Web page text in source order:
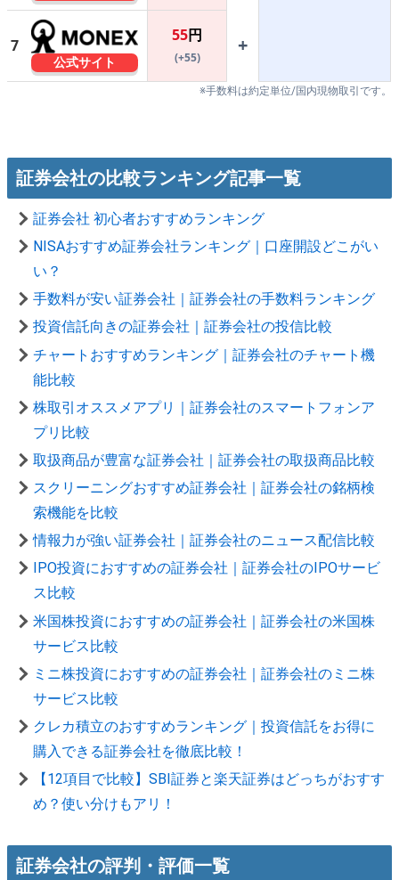
7
公式サイト
55円
(+55)
+
※手数料は約定単位/国内現物取引です。
証券会社の比較ランキング記事一覧
証券会社 初心者おすすめランキング
NISAおすすめ証券会社ランキング｜口座開設どこがい
い？
手数料が安い証券会社｜証券会社の手数料ランキング
投資信託向きの証券会社｜証券会社の投信比較
チャートおすすめランキング｜証券会社のチャート機
能比較
株取引オススメアプリ｜証券会社のスマートフォンア
プリ比較
取扱商品が豊富な証券会社｜証券会社の取扱商品比較
スクリーニングおすすめ証券会社｜証券会社の銘柄検
索機能を比較
情報力が強い証券会社｜証券会社のニュース配信比較
IPO投資におすすめの証券会社｜証券会社のIPOサービ
ス比較
米国株投資におすすめの証券会社｜証券会社の米国株
サービス比較
ミニ株投資におすすめの証券会社｜証券会社のミニ株
サービス比較
クレカ積立のおすすめランキング｜投資信託をお得に
購入できる証券会社を徹底比較！
【12項目で比較】SBI証券と楽天証券はどっちがおすす
め？使い分けもアリ！
証券会社の評判・評価一覧